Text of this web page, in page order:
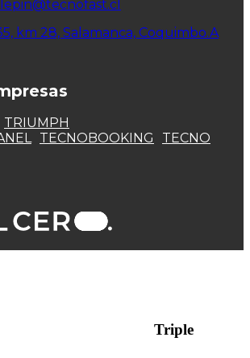
km 28, Salamanca, Coquimbo.A
TRIUMPH
TECNOBOOKING
TECNO
Triple